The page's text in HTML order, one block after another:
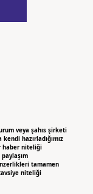
veya şahıs şirketi
hazırladığımız
haber niteliği
tamamen
niteliği